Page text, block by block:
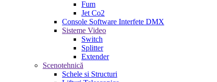
Fum
Jet Co2
Console Software Interfete DMX
Sisteme Video
Switch
Splitter
Extender
Scenotehnică
Schele si Structuri